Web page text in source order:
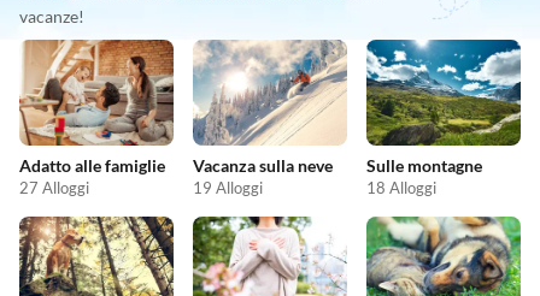
vacanze!
Adatto alle famiglie
27 Alloggi
Vacanza sulla neve
19 Alloggi
Sulle montagne
18 Alloggi